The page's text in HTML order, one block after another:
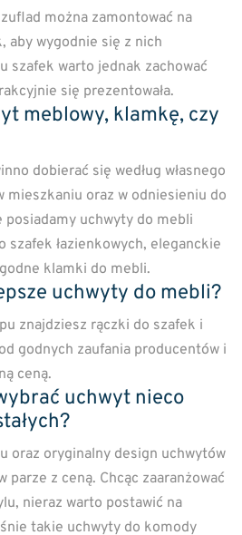
można zamontować na
aby wygodnie się z nich
szafek warto jednak zachować
się prezentowała.
meblowy, klamkę, czy
dobierać się według własnego
mieszkaniu oraz w odniesieniu do
posiadamy uchwyty do mebli
szafek łazienkowych, eleganckie
klamki do mebli.
uchwyty do mebli?
znajdziesz rączki do szafek i
godnych zaufania producentów i
ceną.
uchwyt nieco
oraz oryginalny design uchwytów
parze z ceną. Chcąc zaaranżować
nieraz warto postawić na
takie uchwyty do komody